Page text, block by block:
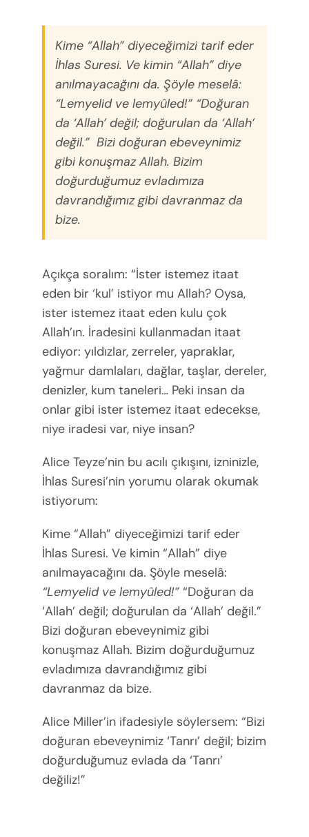
Kime “Allah” diyeceğimizi tarif eder
İhlas Suresi. Ve kimin “Allah” diye
anılmayacağını da. Şöyle meselâ:
“Lemyelid ve lemyûled!”“Doğuran
da ‘Allah’ değil; doğurulan da ‘Allah’
değil.” Bizi doğuran ebeveynimiz
gibi konuşmaz Allah. Bizim
doğurduğumuz evladımıza
davrandığımız gibi davranmaz da
bize.
Açıkça soralım: “İster istemez itaat
eden bir ‘kul’ istiyor mu Allah? Oysa,
ister istemez itaat eden kulu çok
Allah’ın. İradesini kullanmadan itaat
ediyor: yıldızlar, zerreler, yapraklar,
yağmur damlaları, dağlar, taşlar, dereler,
denizler, kum taneleri… Peki insan da
onlar gibi ister istemez itaat edecekse,
niye iradesi var, niye insan?
Alice Teyze’nin bu acılı çıkışını, izninizle,
İhlas Suresi’nin yorumu olarak okumak
istiyorum:
Kime “Allah” diyeceğimizi tarif eder
İhlas Suresi. Ve kimin “Allah” diye
anılmayacağını da. Şöyle meselâ:
“Lemyelid ve lemyûled!”“Doğuran da
‘Allah’ değil; doğurulan da ‘Allah’ değil.”
Bizi doğuran ebeveynimiz gibi
konuşmaz Allah. Bizim doğurduğumuz
evladımıza davrandığımız gibi
davranmaz da bize.
Alice Miller’in ifadesiyle söylersem: “Bizi
doğuran ebeveynimiz ‘Tanrı’ değil; bizim
doğurduğumuz evlada da ‘Tanrı’
değiliz!”